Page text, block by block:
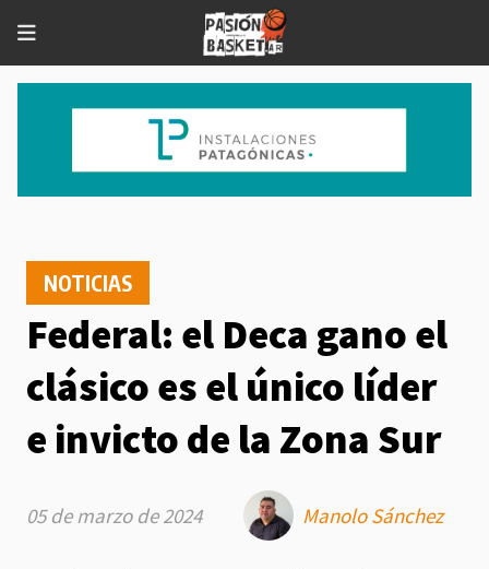
Federal: el Deca gano el
clásico es el único líder
e invicto de la Zona Sur
NOTICIAS
05 de marzo de 2024 Manolo Sánchez